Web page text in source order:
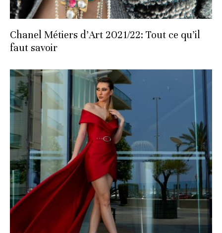
Chanel Métiers d’Art 2021/22: Tout ce qu’il
faut savoir